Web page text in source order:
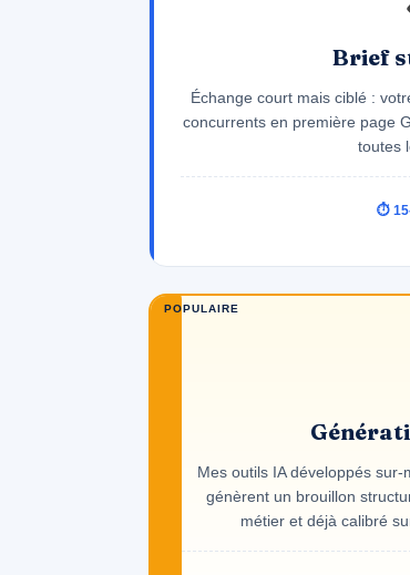
Brief
Échange court mais ciblé :
concurrents en première page
toutes
⏱
Mes outils IA développés
génèrent un brouillon
métier et déjà calibré